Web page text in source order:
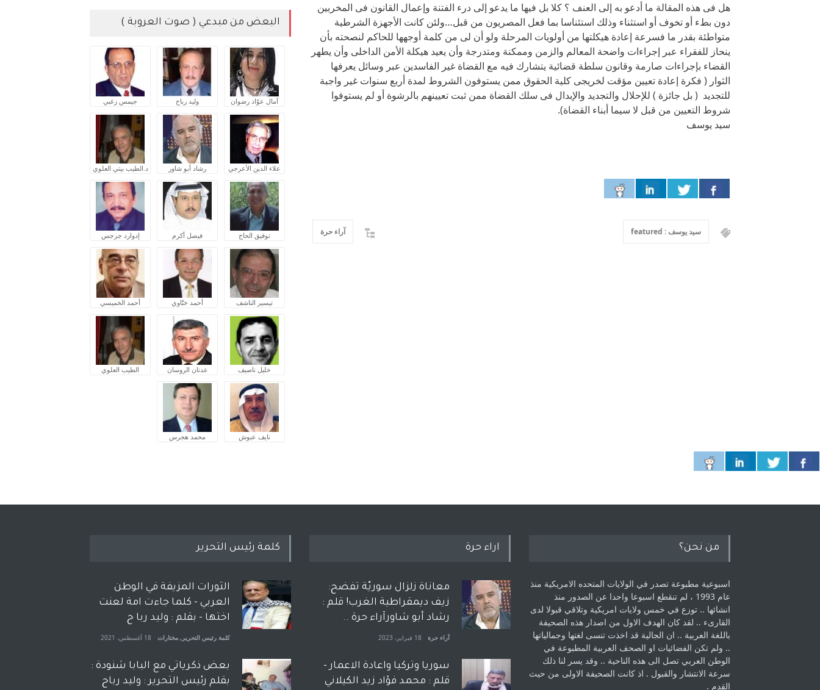
هل فى هذه المقالة ما أدعو به إلى العنف ؟ كلا بل فيها ما يدعو إلى درء الفتنة وإعمال القانون فى المخربين
دون بطء أو تخوف أو استثناء وذلك استئناسا بما فعل المصريون من قبل…ولئن كانت الأجهزة الشرطية
متواطئة بقدر ما فسرعة إعادة هيكلتها من أولويات المرحلة ولو أن لى من كلمة أوجهها للحاكم لنصحته بأن
ينحاز للفقراء عبر إجراءات واضحة المعالم والزمن وممكنة ومتدرجة وأن يعيد هيكلة الأمن الداخلى وأن يطهر
القضاء بإجراءات صارمة وقانون سلطة قضائية يتشارك فيه مع القضاة غير الفاسدين عبر وسائل يعرفها
الثوار ( فكرة إعادة تعيين مؤقت لخريجى كلية الحقوق ممن يستوفون الشروط لمدة أربع سنوات غير واجبة
للتجديد ( بل جائزة ) للإحلال والتجديد والإبدال فى سلك القضاة ممن ثبت تعيينهم بالرشوة أو لم يستوفوا
شروط التعيين من قبل لا سيما أبناء القضاة).
سيد يوسف
سيد يوسف : featured آراء حرة
البعض من مبدعي ( صوت العروبة )
آمال عوّاد رضوان وليد رباح جيمس زغبي
علاء الدين الأعرجي رشاد أبو شاور د.الطيب بيتي العلوي
توفيق الحاج فيصل أكرم إدوارد جرجس
تيسير الناشف أحمد ختّاوي أحمد الخميسي
خليل ناصيف عدنان الروسان الطيب العلوي
نايف عبوش محمد هجرس
من نحن؟
اسبوعية مطبوعة تصدر في الولايات المتحده الامريكية منذ
عام 1993 ، لم ‏تنقطع اسبوعا واحدا عن الصدور منذ
انشائها .. توزع في خمس ولايات امريكية ‏وتلاقي قبولا لدى
القارىء ..‏ لقد كان الهدف الاول من اصدار هذه الصحيفة
باللغة العربية .. ان الجالية قد اخذت ‏تنسى لغتها وجمالياتها
.. ولم تكن الفضائيات او الصحف العربية المطبوعة في
الوطن ‏العربي تصل الى هذه الناحية .. وقد يسر لنا ذلك
سرعة الانتشار والقبول . اذ كانت ‏الصحيفة الاولى من حيث
القدم . ‏
اراء حرة
معاناة زلزال سوريّة تفضح:
زيف ديمقراطية الغرب! قلم :
رشاد أبو شاورآراء حرة ..
آراء حرة 18 فبراير، 2023
سوريا وتركيا واعادة الاعمار -
قلم : محمد فؤاد زيد الكيلاني
كلمة رئيس التحرير
الثورات المزيفة في الوطن
العربي - كلما جاءت امة لعنت
اختها - بقلم : وليد ربا ح
كلمة رئيس التحرير , مختارات 18 أغسطس، 2021
بعض ذكرياتي مع البابا شنودة :
بقلم رئيس التحرير : وليد رباح